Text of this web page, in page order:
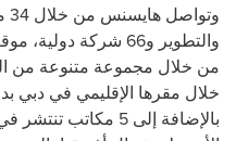
والتطوير و66 شركة
من خلال مجموعة متنوعة من
خلال مقرها الإقليمي في دبي
بالإضافة إلى 5